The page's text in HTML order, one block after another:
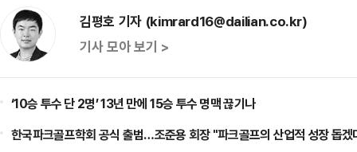
김평호 기자 (kimrard16@dailian.co.kr)
기사 모아 보기 >
‘10승 투수 단 2명’ 13년 만에 15승 투수 명맥 끊기나
한국파크골프학회 공식 출범…조준용 회장 "파크골프의 산업적 성장 돕겠